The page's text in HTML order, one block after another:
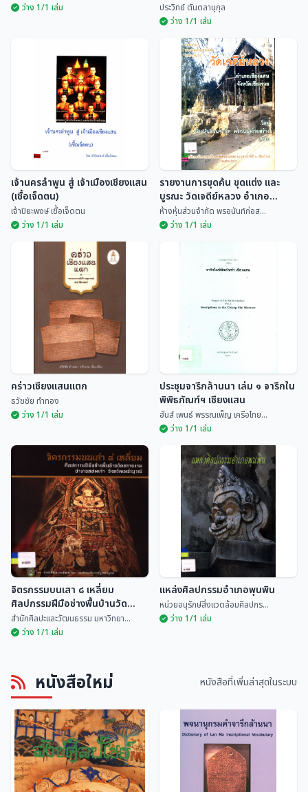
ตำนานเชียงแสน
พระภิกษุจันทร์ดี
ว่าง 1/1 เล่ม
เชียงแสนเมืองโบราณหลวงพระ
บางเมืองมรดกโลก
ประวิทย์ ตันตลานุกุล
ประวิทย์ ตันตลานุกุล
ว่าง 1/1 เล่ม
เจ้านครลำพูน สู่ เจ้าเมือง
เชียงแสน (เชื้อเจ็ดตน)
เจ้าปิยะพงษ์ เชื้อเจ...
เจ้านครลำพูน สู่ เจ้าเมืองเชียงแสน
(เชื้อเจ็ดตน)
เจ้าปิยะพงษ์ เชื้อเจ็ดตน
ว่าง 1/1 เล่ม
รายงานการขุดค้น ขุดแต่ง และ
บูรณะ วัดเจดีย์หลวง อำเภอ
รายงานการขุดค้น ขุดแต่ง และ
บูรณะ วัดเจดีย์หลวง อำเภอ
เชียงแสน จังหวัดเชียงราย
ห้างหุ้นส่วนจำกัด พรอนันท์ก่อส...
ว่าง 1/1 เล่ม
คร่าวเชียงแสนแตก
ธวัชชัย ทำทอง
คร่าวเชียงแสนแตก
ธวัชชัย ทำทอง
ว่าง 1/1 เล่ม
ประชุมจารึกล้านนา เล่ม ๑ จารึกใน
พิพิธภัณฑ์ฯ เชียงแสน
ฮันส์ เพนธ์ พรรณเพ็ญ...
ประชุมจารึกล้านนา เล่ม ๑ จารึกใน
พิพิธภัณฑ์ฯ เชียงแสน
ฮันส์ เพนธ์ พรรณเพ็ญ เครือไทย...
ว่าง 1/1 เล่ม
ศิลปกรรมฝีมือช่างพื้นบ้านวัดทราย
งาม อำเภอหล่มเก่า จังหวัด
เพชรบูรณ์
สำนักศิลปะและวัฒนธรร...
จิตรกรรมบนเสา ๘ เหลี่ยม
ศิลปกรรมฝีมือช่างพื้นบ้านวัด
ทรายงาม อำเภอหล่มเก่า จังหวัด
เพชรบูรณ์
สำนักศิลปะและวัฒนธรรม มหาวิทยา...
ว่าง 1/1 เล่ม
แหล่งศิลปกรรมอำเภอพุนพิน
แหล่งศิลปกรรมอำเภอพุนพิน
หน่วยอนุรักษ์สิ่งแวดล้อมศิลปกร...
ว่าง 1/1 เล่ม
หนังสือใหม่ หนังสือที่เพิ่มล่าสุดในระบบ